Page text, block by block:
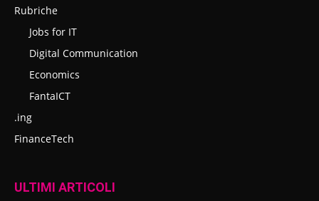
Rubriche
Jobs for IT
Digital Communication
Economics
FantaICT
.ing
FinanceTech
ULTIMI ARTICOLI